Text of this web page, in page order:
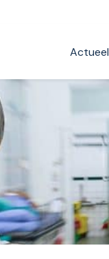
Actueel